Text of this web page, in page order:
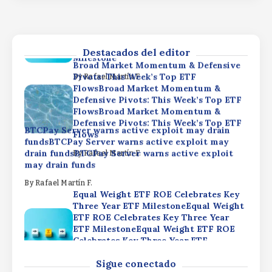
Destacados del editor
Celebrates Key Three Year ETF
Milestone
ByRafael Martín F.
Broad Market Momentum & Defensive
Pivots: This Week’s Top ETF
FlowsBroad Market Momentum &
Defensive Pivots: This Week’s Top ETF
FlowsBroad Market Momentum &
Defensive Pivots: This Week’s Top ETF
Flows
ByRafael Martín F.
BTCPay Server warns active exploit may drain
fundsBTCPay Server warns active exploit may
drain fundsBTCPay Server warns active exploit
may drain funds
By Rafael Martín F.
Equal Weight ETF ROE Celebrates Key
Three Year ETF MilestoneEqual Weight
ETF ROE Celebrates Key Three Year
ETF MilestoneEqual Weight ETF ROE
Celebrates Key Three Year ETF
Broad Market Momentum & Defensive
Sigue conectado